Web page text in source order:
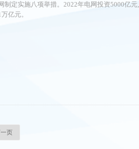
定实施八项举措。2022年电网投资5000亿元
亿元。
页